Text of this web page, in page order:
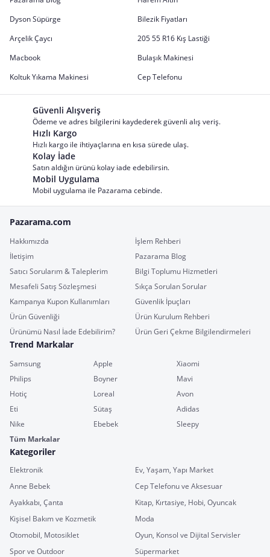
Dyson Süpürge
Bilezik Fiyatları
Arçelik Çaycı
205 55 R16 Kış Lastiği
Macbook
Bulaşık Makinesi
Koltuk Yıkama Makinesi
Cep Telefonu
Güvenli Alışveriş
Ödeme ve adres bilgilerini kaydederek güvenli alış veriş.
Hızlı Kargo
Hızlı kargo ile ihtiyaçlarına en kısa sürede ulaş.
Kolay İade
Satın aldığın ürünü kolay iade edebilirsin.
Mobil Uygulama
Mobil uygulama ile Pazarama cebinde.
Pazarama.com
Hakkımızda
İşlem Rehberi
İletişim
Pazarama Blog
Satıcı Sorularım & Taleplerim
Bilgi Toplumu Hizmetleri
Mesafeli Satış Sözleşmesi
Sıkça Sorulan Sorular
Kampanya Kupon Kullanımları
Güvenlik İpuçları
Ürün Güvenliği
Ürün Kurulum Rehberi
Ürünümü Nasıl İade Edebilirim?
Ürün Geri Çekme Bilgilendirmeleri
Trend Markalar
Samsung Apple
Xiaomi
Philips
Boyner
Mavi
Hotiç
Loreal
Avon
Eti
Sütaş
Adidas
Nike
Ebebek
Sleepy
Tüm Markalar
Kategoriler
Elektronik
Ev, Yaşam, Yapı Market
Anne Bebek
Cep Telefonu ve Aksesuar
Ayakkabı, Çanta
Kitap, Kırtasiye, Hobi, Oyuncak
Kişisel Bakım ve Kozmetik
Moda
Otomobil, Motosiklet
Oyun, Konsol ve Dijital Servisler
Spor ve Outdoor
Süpermarket